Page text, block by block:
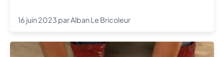
16 juin 2023 parAlban Le Bricoleur